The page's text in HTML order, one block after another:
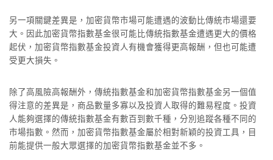
另一項關鍵差異是，加密貨幣市場可能遭遇的波動比傳統市場還要
大。因此加密貨幣指數基金很可能比傳統指數基金遭遇更大的價格
起伏，加密貨幣指數基金投資人有機會獲得更高報酬，但也可能遭
受更大損失。
除了高風險高報酬外，傳統指數基金和加密貨幣指數基金另一個值
得注意的差異是，商品數量多寡以及投資人取得的難易程度。投資
人能夠選擇的傳統指數基金有數百到數千種，分別追蹤各種不同的
市場指數。然而，加密貨幣指數基金屬於相對新穎的投資工具，目
前能提供一般大眾選擇的加密貨幣指數基金並不多。